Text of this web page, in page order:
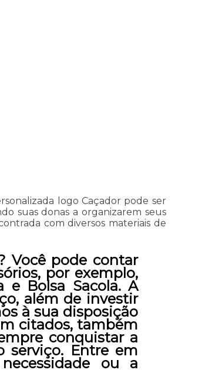
logo Caçador pode ser
suas donas a organizarem seus
com diversos materiais de
Você pode contar
por exemplo,
e Bolsa Sacola. A
além de investir
à sua disposição
citados, também
conquistar a
serviço. Entre em
ou a